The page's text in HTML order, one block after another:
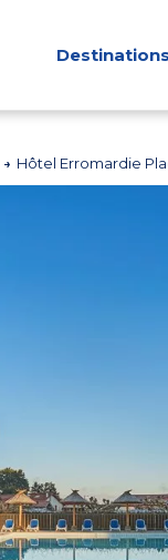
Destinations
Hôtel Erromardie